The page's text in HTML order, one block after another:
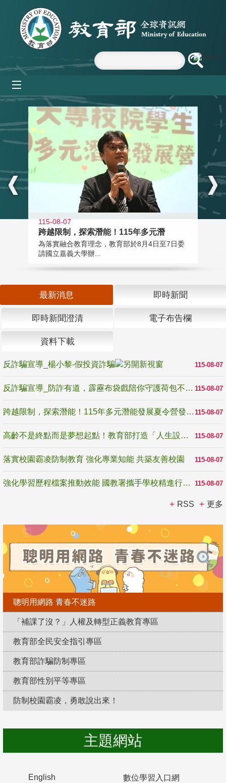
跳到主要內容區塊
:::
115-08-07
跨越限制，探索潛能！115年多元潛
為落實融合教育理念，教育部於8月4日至7日委
請國立嘉義大學辦...
最新消息 即時新聞
即時新聞澄清 電子布告欄
資料下載
115-08-07
反詐騙宣導_楊小黎-假投資詐騙
115-08-07
反詐騙宣導_防詐有道，霹靂布袋戲陪你守護荷包不受騙
115-08-07
跨越限制，探索潛能！115年多元潛能發展夏令營發掘生命無限可能
115-08-07
高齡不是終點而是夢想起點！教育部打造「人生設計夢工場」 參展第3屆高齡健康產業博覽會
115-08-07
落實校園霸凌防制教育 強化專業知能 共築友善校園
115-08-07
強化學習歷程檔案推動效能 國教署攜手學校精進行政與教學支持
RSS 更多
聰明用網路 青春不迷路
「補課了沒？」人權及轉型正義教育專區
教育部全民安全指引專區
教育部詐騙防制專區
教育部性別平等專區
防制校園霸凌，勇敢說出來！
主題網站
English 數位學習入口網